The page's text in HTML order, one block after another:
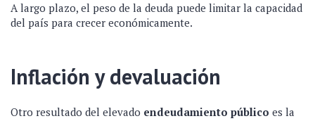
A largo plazo, el peso de la deuda puede limitar la capacidad
del país para crecer económicamente.
Inflación y devaluación
Otro resultado del elevado endeudamiento público es la